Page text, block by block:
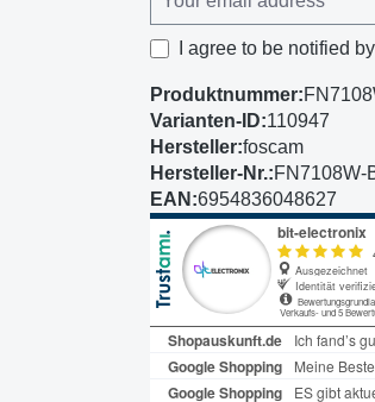
I agree to be notified
Produktnummer:
Varianten-ID:110947
Hersteller:foscam
Hersteller-Nr.:FN7108W-
EAN:6954836048627